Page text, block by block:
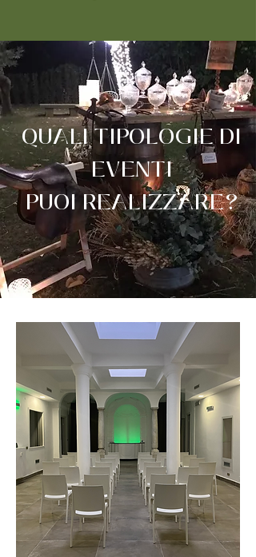
QUALI TIPOLOGIE DI
EVENTI
PUOI REALIZZARE?